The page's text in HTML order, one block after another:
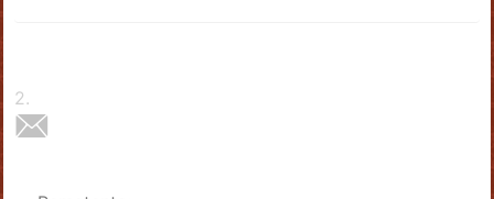
2 .